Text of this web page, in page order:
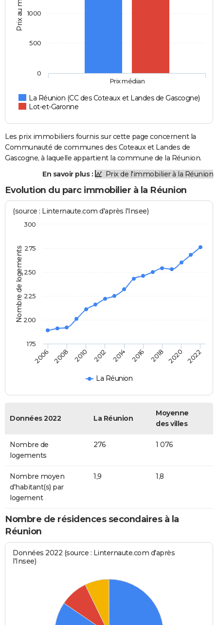
Prix au m2
La Réunion (CC des Coteaux et Landes de Gascogne)
Lot-et-Garonne
Prix médian
0
500
1000
Les prix immobiliers fournis sur cette page concernent la
Communauté de communes des Coteaux et Landes de
Gascogne, à laquelle appartient la commune de la Réunion.
En savoir plus :
Prix de l'immobilier à la Réunion
Evolution du parc immobilier à la Réunion
Nombre de logements
(source : Linternaute.com d'après l'Insee)
La Réunion
2006 2008 2010 2012 2014 2016 2018 2020 2022
175
200
225
250
275
300
Données 2022 La Réunion
Moyenne
des villes
Nombre de
logements
276 1 076
Nombre moyen
d'habitant(s) par
logement
1,9 1,8
Nombre de résidences secondaires à la
Réunion
Données 2022 (source : Linternaute.com d'après
l'Insee)